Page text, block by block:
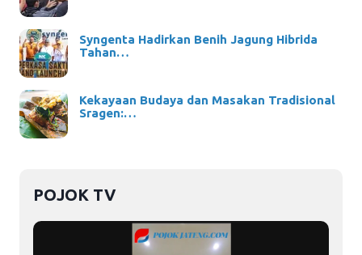
Syngenta Hadirkan Benih Jagung Hibrida
Tahan…
Kekayaan Budaya dan Masakan Tradisional
Sragen:…
POJOK TV